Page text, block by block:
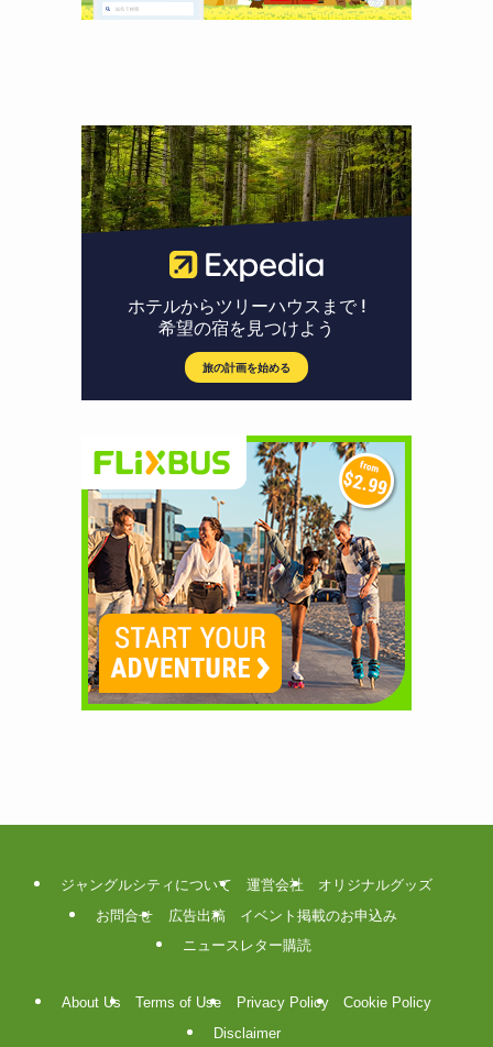
ジャングルシティについて 運営会社
オリジナルグッズ
お問合せ
広告出稿
イベント掲載のお申込み
ニュースレター購読
About Us Terms of Use Privacy Policy
Cookie Policy
Disclaimer